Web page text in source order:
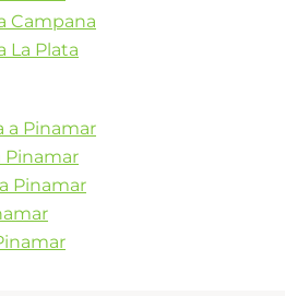
Campana
La Plata
a Pinamar
Pinamar
Pinamar